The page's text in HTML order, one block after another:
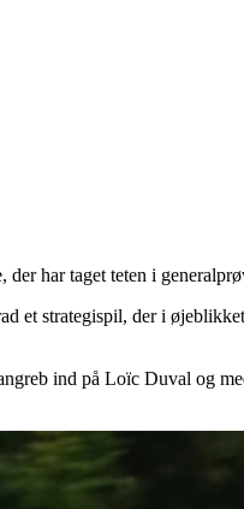
har taget teten i
et strategispil, der i
ind på Loïc Duval og